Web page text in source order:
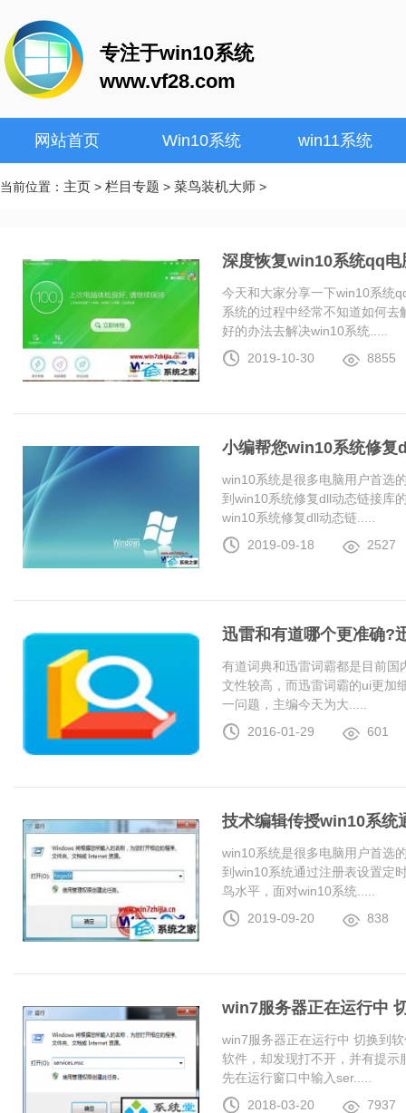
专注于win10系统
www.vf28.com
网站首页 Win10系统 win11系统
当前位置： 主页 > 栏目专题 > 菜鸟装机大师 >
深度恢复win10系统qq
今天和大家分享一下win10系统
系统的过程中经常不知道如何
好的办法去解决win10系统.....
2019-10-30
8855
小编帮您win10系统修复
win10系统是很多电脑用户首选
到win10系统修复dll动态链接库
win10系统修复dll动态链.....
2019-09-18
2527
迅雷和有道哪个更准确?
有道词典和迅雷词霸都是目前
文性较高，而迅雷词霸的ui更加
一问题，主编今天为大.....
2016-01-29
601
技术编辑传授win10系统
win10系统是很多电脑用户首选
到win10系统通过注册表设置定
鸟水平，面对win10系统.....
2019-09-20
838
win7服务器正在运行中
win7服务器正在运行中 切换到
软件，却发现打不开，并有提
先在运行窗口中输入ser.....
2018-03-20
7937